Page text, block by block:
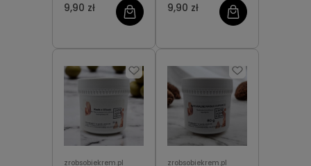
9,90 zł
9,90 zł
zrobsobiekrem.pl zrobsobiekrem.pl